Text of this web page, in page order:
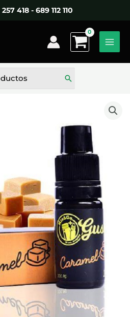
418 - 689 112 110